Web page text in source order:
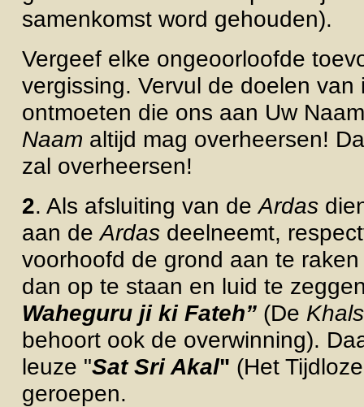
samenkomst word gehouden).
Vergeef elke ongeoorloofde
vergissing. Vervul de doelen
ontmoeten die ons aan Uw
Naam altijd mag overheersen!
zal overheersen!
2. Als afsluiting van deArdas
aan deArdas deelneemt,
voorhoofd de grond aan te
dan op te staan en luid te
Waheguru ji ki Fateh” (De
behoort ook de overwinning).
leuze "Sat Sri Akal" (Het
geroepen.